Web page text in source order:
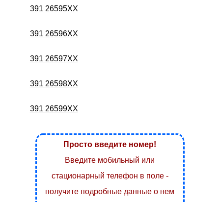
391 26595XX
391 26596XX
391 26597XX
391 26598XX
391 26599XX
Просто введите номер!
Введите мобильный или
стационарный телефон в поле -
получите подробные данные о нем